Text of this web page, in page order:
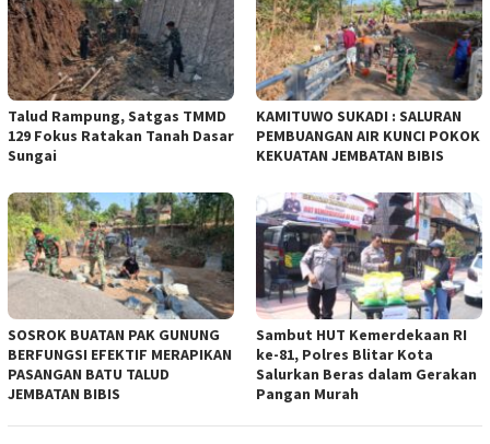
Talud Rampung, Satgas TMMD
129 Fokus Ratakan Tanah Dasar
Sungai
KAMITUWO SUKADI : SALURAN
PEMBUANGAN AIR KUNCI POKOK
KEKUATAN JEMBATAN BIBIS
SOSROK BUATAN PAK GUNUNG
BERFUNGSI EFEKTIF MERAPIKAN
PASANGAN BATU TALUD
JEMBATAN BIBIS
Sambut HUT Kemerdekaan RI
ke-81, Polres Blitar Kota
Salurkan Beras dalam Gerakan
Pangan Murah